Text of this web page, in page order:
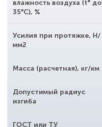
влажность воздуха (t° до
35°С), %
Усилия при протяжке, Н/
мм2
Масса (расчетная), кг/км
Допустимый радиус
изгиба
ГОСТ или ТУ